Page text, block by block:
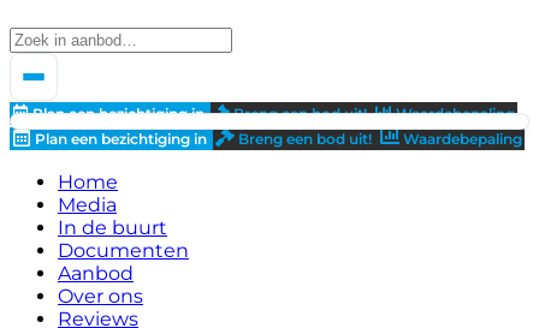
Plan een bezichtiging in Breng een bod uit!
Waardebepaling
Plan een bezichtiging in
Breng een bod uit! Waardebepaling
Home
Media
In de buurt
Documenten
Aanbod
Over ons
Reviews